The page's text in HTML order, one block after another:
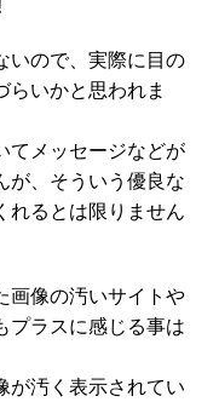
いので、実際に目の
らいかと思われま
てメッセージなどが
が、そういう優良な
れるとは限りません
画像の汚いサイトや
プラスに感じる事は
が汚く表示されてい